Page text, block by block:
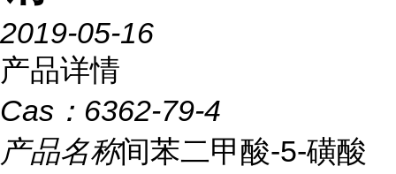
2019-05-16
产品详情
Cas： 6362-79-4
产品名称间苯二甲酸-5-磺酸